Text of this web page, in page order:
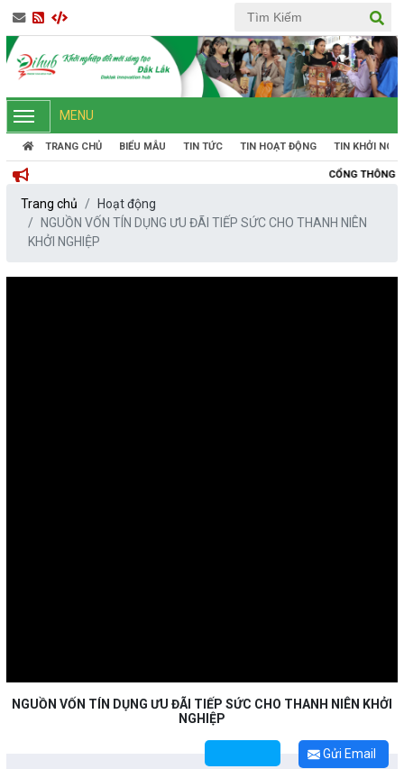
MENU
TRANG CHỦ BIỂU MẪU TIN TỨC TIN HOẠT ĐỘNG TIN KHỞI
CỔNG THÔNG TIN KHỞI
Trang chủ
Hoạt động
NGUỒN VỐN TÍN DỤNG ƯU ĐÃI TIẾP SỨC CHO THANH NIÊN
KHỞI NGHIỆP
NGUỒN VỐN TÍN DỤNG ƯU ĐÃI TIẾP SỨC CHO THANH NIÊN KHỞI
NGHIỆP
Gửi Email